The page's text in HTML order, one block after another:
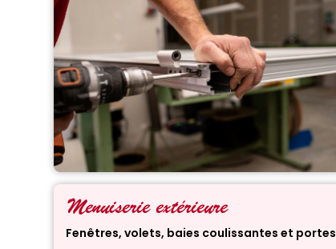
Menuiserie extérieure
Fenêtres, volets, baies coulissantes et portes